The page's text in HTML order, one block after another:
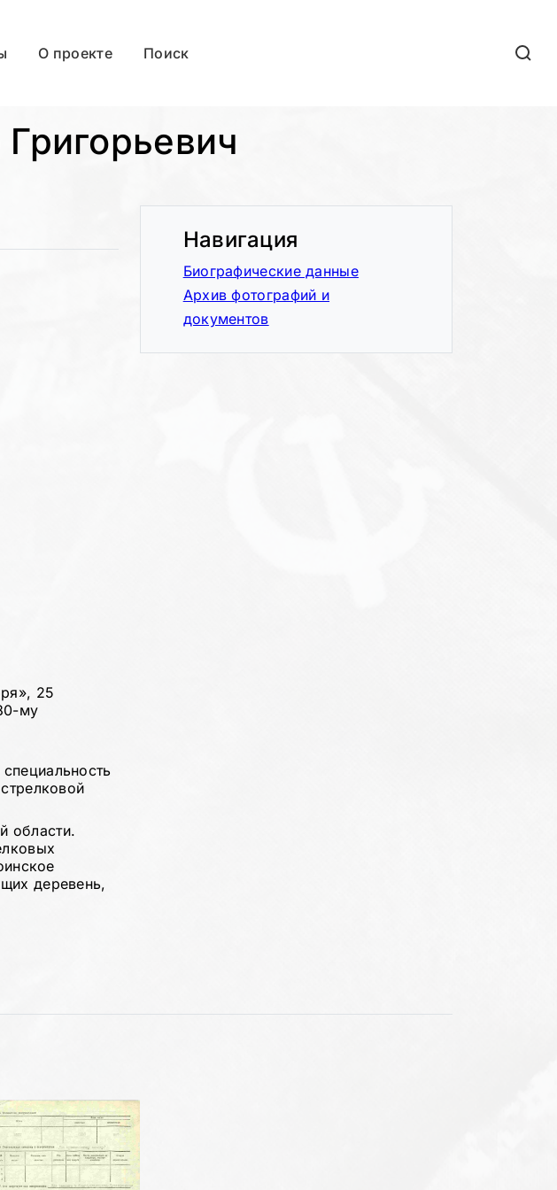
О проекте Поиск
25
му
области.
деревень,
Навигация
Биографические данные
Архив фотографий и
документов